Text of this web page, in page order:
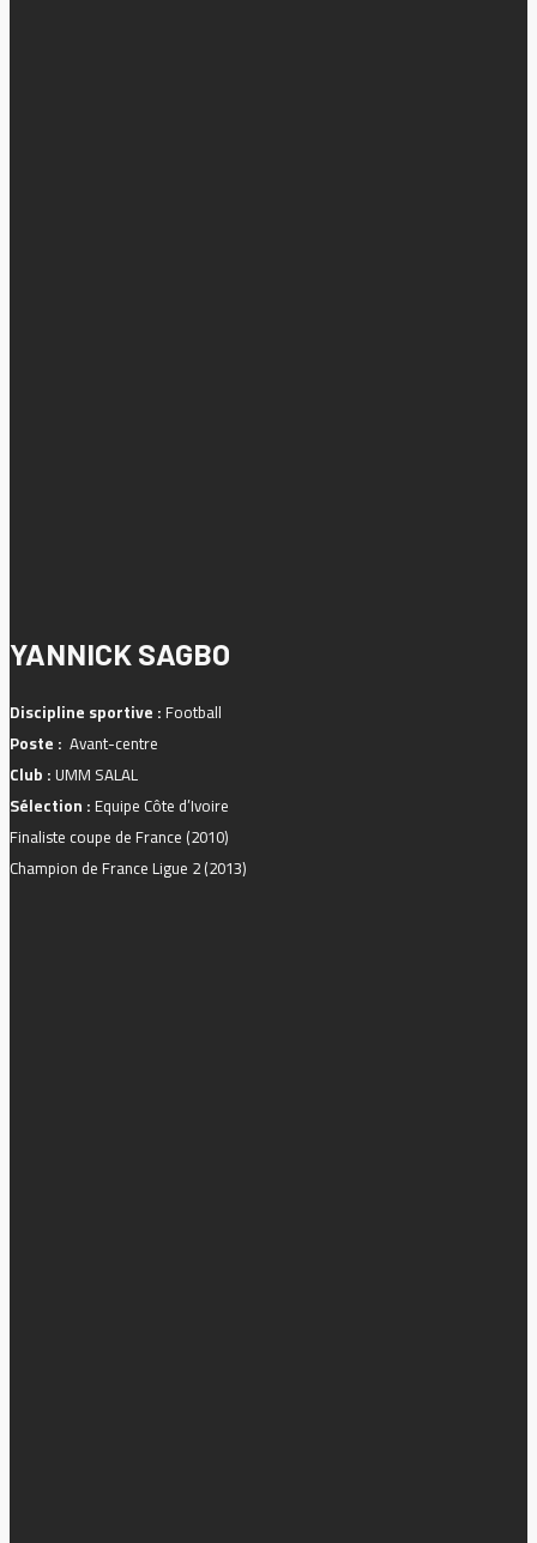
YANNICK SAGBO
Discipline sportive : Football
Poste : Avant-centre
Club : UMM SALAL
Sélection : Equipe Côte d’Ivoire
Finaliste coupe de France (2010)
Champion de France Ligue 2 (2013)